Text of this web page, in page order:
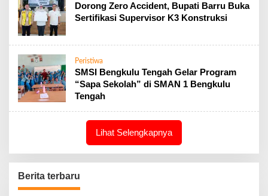
Dorong Zero Accident, Bupati Barru Buka
Sertifikasi Supervisor K3 Konstruksi
Peristiwa
SMSI Bengkulu Tengah Gelar Program
“Sapa Sekolah” di SMAN 1 Bengkulu
Tengah
Lihat Selengkapnya
Berita terbaru